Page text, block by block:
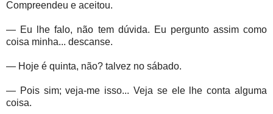
Compreendeu e aceitou.
— Eu lhe falo, não tem dúvida. Eu pergunto assim como
coisa minha... descanse.
— Hoje é quinta, não? talvez no sábado.
— Pois sim; veja-me isso... Veja se ele lhe conta alguma
coisa.